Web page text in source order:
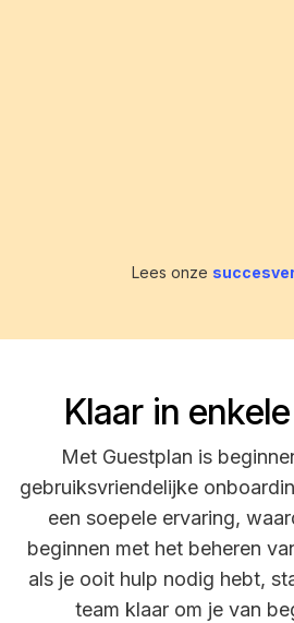
Lees onze
Klaar in
Met Guestplan is
gebruiksvriendelijke
een soepele ervaring,
beginnen met het beheren
als je ooit hulp nodig hebt,
team klaar om je van